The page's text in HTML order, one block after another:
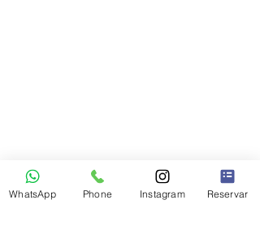
WhatsApp Phone Instagram Reservar